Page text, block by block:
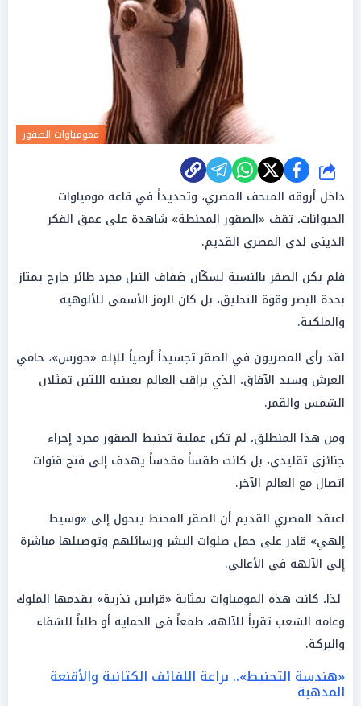
ممومياوات الصقور
شارك
داخل أروقة المتحف المصري، وتحديداً في قاعة مومياوات
الحيوانات، تقف «الصقور المحنطة» شاهدة على عمق الفكر
الديني لدى المصري القديم.
فلم يكن الصقر بالنسبة لسكّان ضفاف النيل مجرد طائر جارح يمتاز
بحدة البصر وقوة التحليق، بل كان الرمز الأسمى للألوهية
والملكية.
لقد رأى المصريون في الصقر تجسيداً أرضياً للإله «حورس»، حامي
العرش وسيد الآفاق، الذي يراقب العالم بعينيه اللتين تمثلان
الشمس والقمر.
ومن هذا المنطلق، لم تكن عملية تحنيط الصقور مجرد إجراء
جنائزي تقليدي، بل كانت طقساً مقدساً يهدف إلى فتح قنوات
اتصال مع العالم الآخر.
اعتقد المصري القديم أن الصقر المحنط يتحول إلى «وسيط
إلهي» قادر على حمل صلوات البشر ورسائلهم وتوصيلها مباشرة
إلى الآلهة في الأعالي.
لذا، كانت هذه المومياوات بمثابة «قرابين نذرية» يقدمها الملوك
وعامة الشعب تقرباً للآلهة، طمعاً في الحماية أو طلباً للشفاء
والبركة.
«هندسة التحنيط».. براعة اللفائف الكتانية والأقنعة
المذهبة